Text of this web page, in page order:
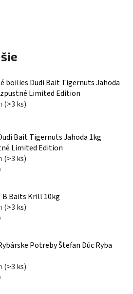
boilies Dudi Bait Tigernuts Jahoda
Limited Edition
(>3 ks)
Bait Tigernuts Jahoda 1kg
Limited Edition
(>3 ks)
Baits Krill 10kg
(>3 ks)
Potreby Štefan Dúc Ryba
(>3 ks)